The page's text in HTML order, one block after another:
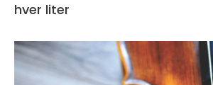
hver liter